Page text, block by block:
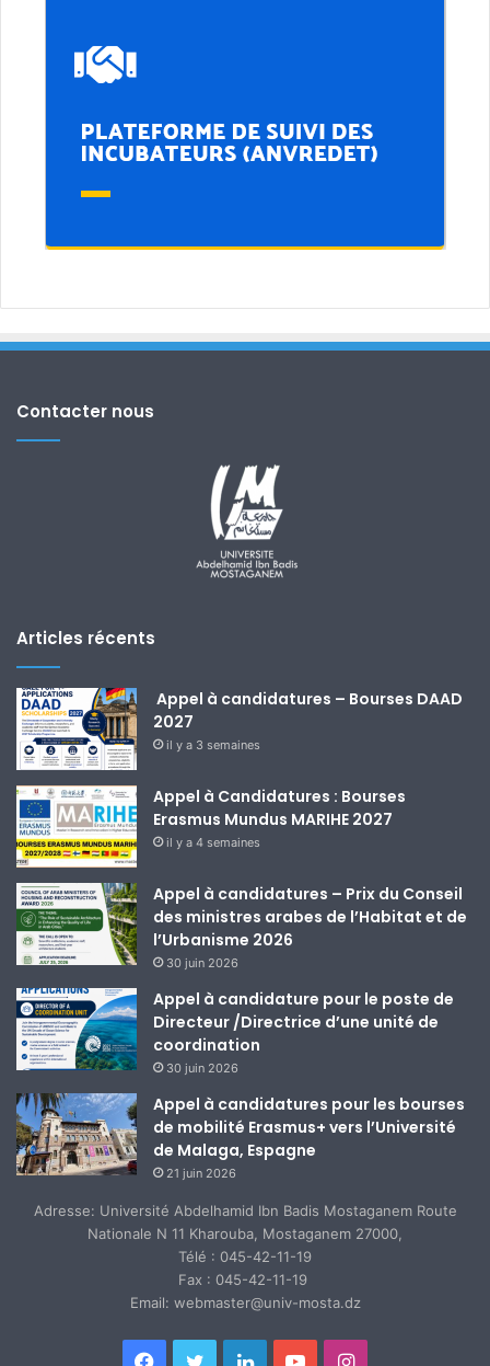
Contacter nous
Articles récents
Appel à candidatures – Bourses DAAD
2027
il y a 3 semaines
Appel à Candidatures : Bourses
Erasmus Mundus MARIHE 2027
il y a 4 semaines
Appel à candidatures – Prix du Conseil
des ministres arabes de l’Habitat et de
l’Urbanisme 2026
30 juin 2026
Appel à candidature pour le poste de
Directeur /Directrice d’une unité de
coordination
30 juin 2026
Appel à candidatures pour les bourses
de mobilité Erasmus+ vers l’Université
de Malaga, Espagne
21 juin 2026
Adresse: Université Abdelhamid Ibn Badis Mostaganem Route
Nationale N 11 Kharouba, Mostaganem 27000,
Télé : 045-42-11-19
Fax : 045-42-11-19
Email: webmaster@univ-mosta.dz
Facebook
TwitterLinkedinYouTubeInstagram